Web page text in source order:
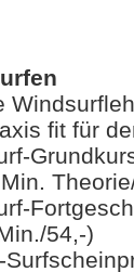
fit für
54,-)